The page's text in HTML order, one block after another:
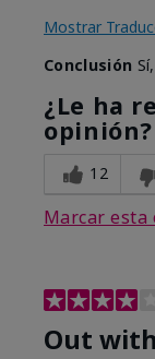
Mostrar
Conclusión
¿Le ha
opinión?
12
Marcar esta
Out